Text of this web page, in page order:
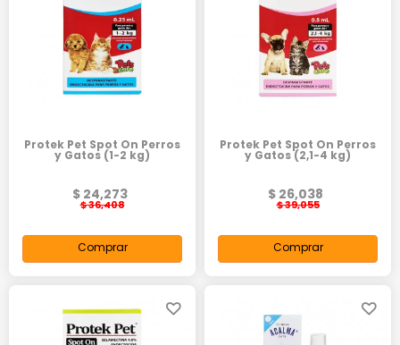
Protek Pet Spot On Perros
y Gatos (1-2 kg)
$ 24,273
$ 36,408
Comprar
Protek Pet Spot On Perros
y Gatos (2,1-4 kg)
$ 26,038
$ 39,055
Comprar